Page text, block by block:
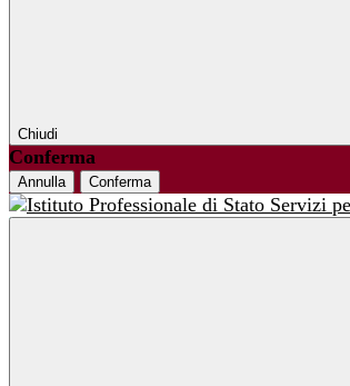
Chiudi
Conferma
Annulla Conferma